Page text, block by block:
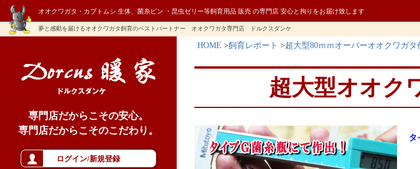
オオクワガタ・カブトムシ 生体、菌糸ビン ・昆虫ゼリー等飼育用品 販売 の専門店 安心と拘りをお届け致します
夢と感動を届けるオオクワガタ飼育のベストパートナー オオクワガタ専門店 ドルクスダンケ
専門店だからこその安心。
専門店だからこそのこだわり。
ログイン/新規登録
HOME 飼育レポート 超大型80ｍｍオーバーオオクワガタ
超大型オオク
タ